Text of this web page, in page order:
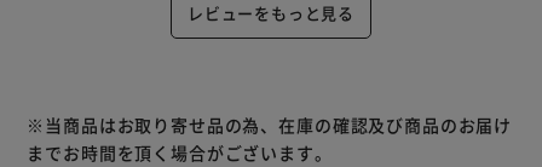
レビューをもっと見る
※当商品はお取り寄せ品の為、在庫の確認及び商品のお届け
までお時間を頂く場合がございます。